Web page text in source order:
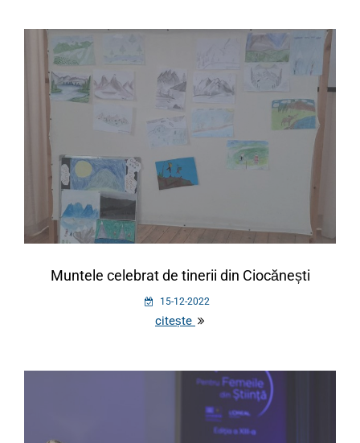
Muntele celebrat de tinerii din Ciocănești
15-12-2022
citește